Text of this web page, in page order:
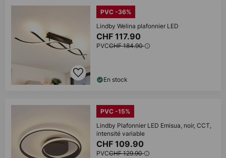
PVC -36%
Lindby Welina plafonnier LED
CHF 117.90
PVCCHF 184.90
En stock
PVC -15%
Lindby Plafonnier LED Emisua, noir, CCT,
intensité variable
CHF 109.90
PVCCHF 129.90